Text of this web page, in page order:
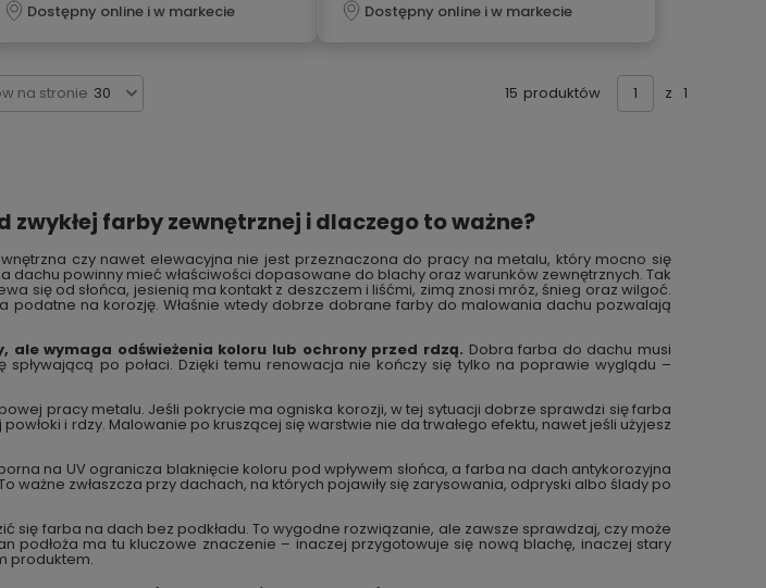
Dostępny online i w markecie
Dostępny online i w markecie
na stronie 30 15 produktów z 1
farby zewnętrznej i dlaczego to ważne?
czy nawet elewacyjna nie jest przeznaczona do pracy na metalu, który mocno się
powinny mieć właściwości dopasowane do blachy oraz warunków zewnętrznych. Tak
się od słońca, jesienią ma kontakt z deszczem i liśćmi, zimą znosi mróz, śnieg oraz wilgoć.
podatne na korozję. Właśnie wtedy dobrze dobrane farby do malowania dachu pozwalają
wymaga odświeżenia koloru lub ochrony przed rdzą. Dobra farba do dachu musi
po połaci. Dzięki temu renowacja nie kończy się tylko na poprawie wyglądu –
pracy metalu. Jeśli pokrycie ma ogniska korozji, w tej sytuacji dobrze sprawdzi się farba
i rdzy. Malowanie po kruszącej się warstwie nie da trwałego efektu, nawet jeśli użyjesz
na UV ogranicza blaknięcie koloru pod wpływem słońca, a farba na dach antykorozyjna
zwłaszcza przy dachach, na których pojawiły się zarysowania, odpryski albo ślady po
się farba na dach bez podkładu. To wygodne rozwiązanie, ale zawsze sprawdzaj, czy może
ma tu kluczowe znaczenie – inaczej przygotowuje się nową blachę, inaczej stary
produktem.